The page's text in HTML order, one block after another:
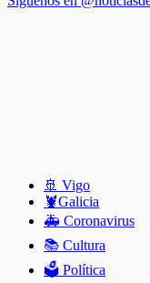
🚢 Vigo
🦞️Galicia
🚑 Coronavirus
📚 Cultura
🗳️ Política